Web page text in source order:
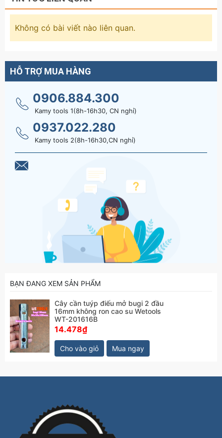
Không có bài viết nào liên quan.
HỖ TRỢ MUA HÀNG
0906.884.300
Kamy tools 1(8h-16h30, CN nghỉ)
0937.022.280
Kamy tools 2(8h-16h30,CN nghỉ)
BẠN ĐANG XEM SẢN PHẨM
Cây cần tuýp điếu mở bugi 2 đầu
16mm không ron cao su Wetools
WT-201616B
14.478₫
Cho vào giỏ Mua ngay